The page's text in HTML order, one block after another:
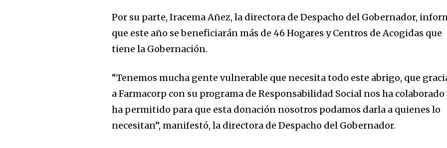
To subscribe, simply enter your email address on our website or click
the subscribe button below. Don't worry, we respect your privacy and
won't spam your inbox. Your information is safe with us.
Por su parte, Iracema Añez, la directora de Despacho del Gobernador,
que este año se beneficiarán más de 46 Hogares y Centros de Acogidas que
tiene la Gobernación.
“Tenemos mucha gente vulnerable que necesita todo este abrigo, que
a Farmacorp con su programa de Responsabilidad Social nos ha colaborado
ha permitido para que esta donación nosotros podamos darla a quienes lo
necesitan”, manifestó, la directora de Despacho del Gobernador.